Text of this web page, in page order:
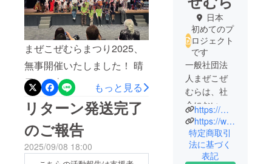
まぜこぜむらまつり2025、
無事開催いたしました！ 晴
天にも恵まれ、たくさんの
笑顔と音楽、出会いに包ま
れた一日となりました。ご
来場くださった皆さま、ス
テージ出演者の皆さま、マ
もっと見る
リターン発送完了
のご報告
2025/09/08 18:00
日本
初めてのプ
ロジェクト
です
一般社団法
人まぜこぜ
むらは、社
会において
いつの間に
か作られて
しまったバ
リアをなく
https://mazekozemura.wixsite.com/mazekozemura
https://www.instagram.com/mazekozemura
特定商取引
法に基づく
表記